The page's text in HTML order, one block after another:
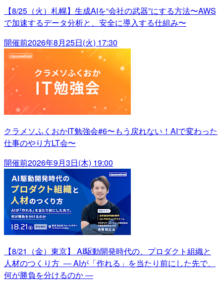
【8/25（火）札幌】生成AIを“会社の武器”にする方法〜AWS
で加速するデータ分析と、安全に導入する仕組み〜
開催前2026年8月25日(火) 17:30
クラメソふくおかIT勉強会#6〜もう戻れない！AIで変わった
仕事のやり方LT会〜
開催前2026年9月3日(木) 19:00
【8/21（金）東京】 AI駆動開発時代の、プロダクト組織と
人材のつくり方 ― AIが「作れる」を当たり前にした先で、
何が勝負を分けるのか ―